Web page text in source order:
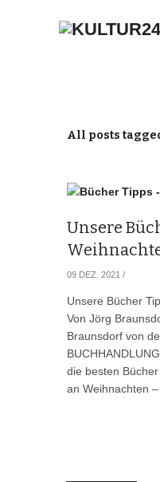
All posts
Unsere
09 DEZ. 2021 /
Unsere Bücher
Von Jörg
Braunsdorf von
die besten
an Weihnachten